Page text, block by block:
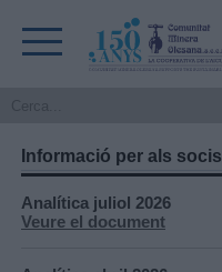
Informació per als socis
Analítica juliol 2026
Veure el document